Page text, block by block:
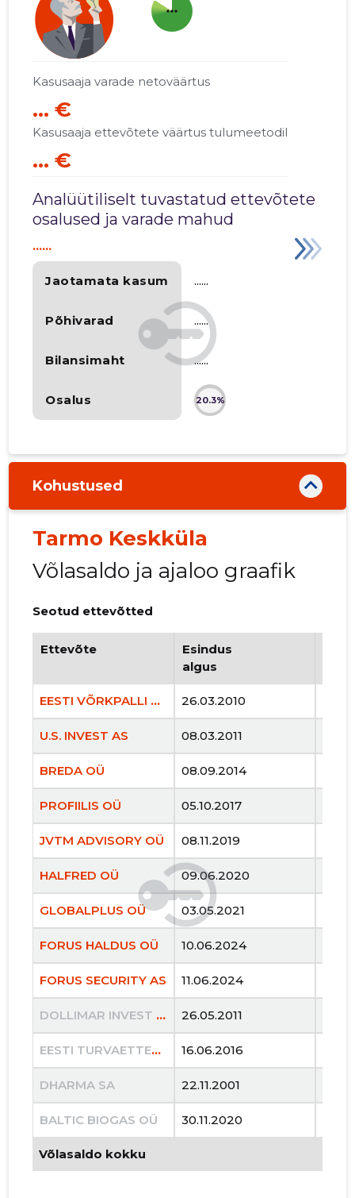
more_horiz
Kasusaaja varade netoväärtus
... €
Kasusaaja ettevõtete väärtus tulumeetodil
... €
Analüütiliselt tuvastatud ettevõtete
osalused ja varade mahud
Jaotamata kasum
Põhivarad
Bilansimaht
Osalus
......
......
......
......
20.3%
Kohustused
Tarmo Keskküla
Võlasaldo ja ajaloo graafik
Seotud ettevõtted
Ettevõte
Esindus
algus
EESTI VÕRKPALLI LIIT MTÜ 26.03.2010
U.S. INVEST AS 08.03.2011
BREDA OÜ 08.09.2014
PROFIILIS OÜ 05.10.2017
JVTM ADVISORY OÜ 08.11.2019
HALFRED OÜ 09.06.2020
GLOBALPLUS OÜ 03.05.2021
FORUS HALDUS OÜ 10.06.2024
FORUS SECURITY AS 11.06.2024
DOLLIMAR INVEST OÜ 26.05.2011
EESTI TURVAETTEVÕTETE LIIT MTÜ 16.06.2016
DHARMA SA 22.11.2001
BALTIC BIOGAS OÜ 30.11.2020
Võlasaldo kokku